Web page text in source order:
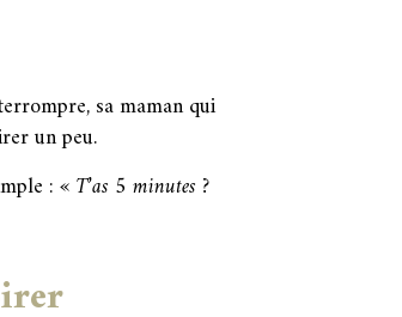
sa maman qui
un peu.
:« T’as 5 minutes ?